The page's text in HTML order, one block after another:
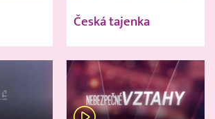
Česká tajenka